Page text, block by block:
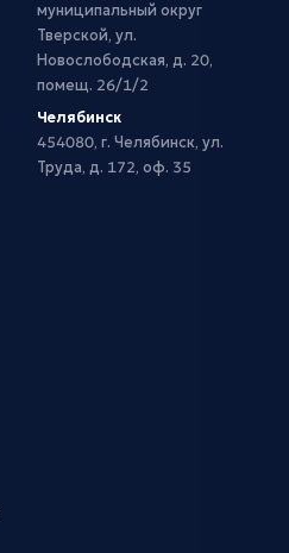
муниципальный округ
Тверской, ул.
Новослободская, д. 20,
помещ. 26/1/2
Челябинск
454080, г. Челябинск, ул.
Труда, д. 172, оф. 35